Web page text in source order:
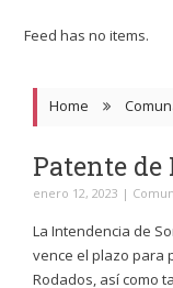
Feed has no items.
Home
Patente de
enero 12, 2023 |
La Intendencia de
vence el plazo para
Rodados, así como